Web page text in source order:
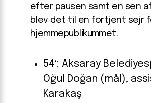
efter pausen samt en sen
blev det til en fortjent sejr
hjemmepublikummet.
54′: Aksaray
Oğul Doğan (mål),
Karakaş